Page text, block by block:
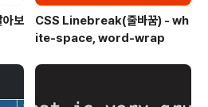
보
CSS Linebreak(줄바꿈) - wh
ite-space, word-wrap